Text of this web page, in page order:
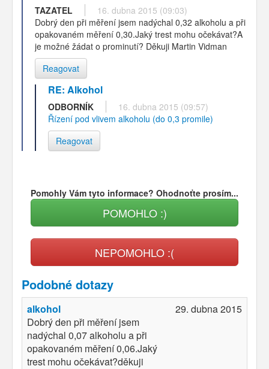
TAZATEL
16. dubna 2015 (09:03)
Dobrý den při měření jsem nadýchal 0,32 alkoholu a při
opakovaném měření 0,30.Jaký trest mohu očekávat?A
je možné žádat o prominutí? Děkuji Martin Vidman
Reagovat
RE: Alkohol
ODBORNÍK
16. dubna 2015 (09:57)
Řízení pod vlivem alkoholu (do 0,3 promile)
Reagovat
Pomohly Vám tyto informace? Ohodnoťte prosím...
POMOHLO :)
NEPOMOHLO :(
Podobné dotazy
alkohol
Dobrý den při měření jsem
nadýchal 0,07 alkoholu a při
opakovaném měření 0,06.Jaký
trest mohu očekávat?děkuji
29. dubna 2015